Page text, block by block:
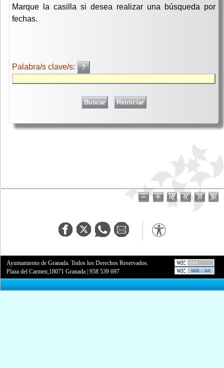
Marque la casilla si desea realizar una búsqueda por
fechas.
Palabra/s clave/s:
Ayuntamiento de Granada. Todos los Derechos Reservados.
Plaza del Carmen,18071 Granada |958 539 697